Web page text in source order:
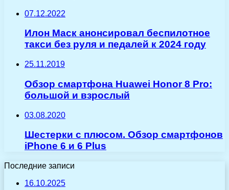
07.12.2022
Илон Маск анонсировал беспилотное
такси без руля и педалей к 2024 году
25.11.2019
Обзор смартфона Huawei Honor 8 Pro:
большой и взрослый
03.08.2020
Шестерки с плюсом. Обзор смартфонов
iPhone 6 и 6 Plus
Последние записи
16.10.2025